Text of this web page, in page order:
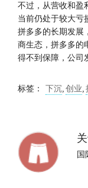
不过，从营收和盈
当前仍处于较大亏
拼多多的长期发展
商生态，拼多多的
得不到保障，公司
标签： 下沉,创业,
国